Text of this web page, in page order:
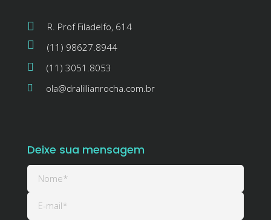
R. Prof Filadelfo, 614
(11) 98627.8944
(11) 3051.8053
ola@dralillianrocha.com.br
Deixe sua mensagem